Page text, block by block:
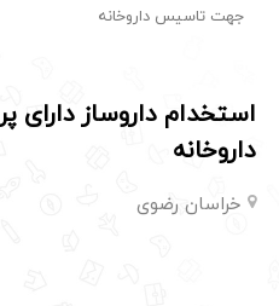
جهت تاسیس داروخانه
استخدام داروساز
داروخانه
خراسان رضوی